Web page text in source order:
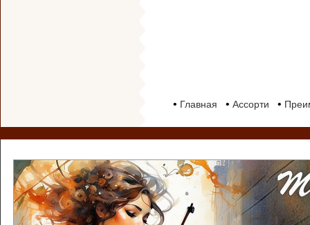
• Главная • Ассорти •